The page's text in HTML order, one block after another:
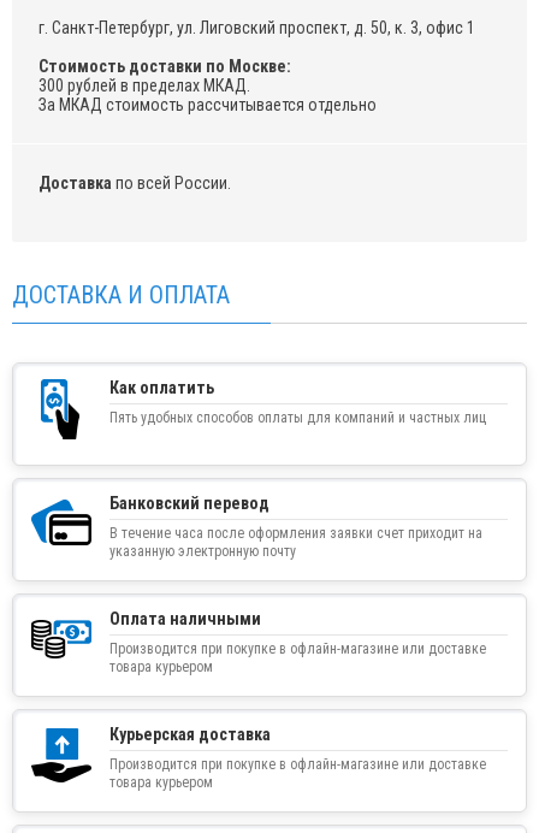
г. Санкт-Петербург, ул. Лиговский проспект, д. 50, к. 3, офис 1
Стоимость доставки по Москве:
300 рублей в пределах МКАД.
За МКАД стоимость рассчитывается отдельно
Доставка по всей России.
ДОСТАВКА И ОПЛАТА
Как оплатить
Пять удобных способов оплаты для компаний и частных лиц
Банковский перевод
В течение часа после оформления заявки счет приходит на
указанную электронную почту
Оплата наличными
Производится при покупке в офлайн-магазине или доставке
товара курьером
Курьерская доставка
Производится при покупке в офлайн-магазине или доставке
товара курьером